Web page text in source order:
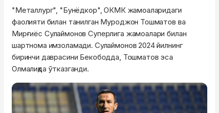
"Металлург", "Бунёдкор",ОКМКжамоаларидаги
фаолияти билан танилган Муроджон Тошматов ва
Мирғиёс Сулаймонов Суперлига жамоалари билан
шартнома имзоламади. Сулаймонов 2024 йилнинг
биринчи даврасини Бекободда, Тошматов эса
Олмалиқда ўтказганди.